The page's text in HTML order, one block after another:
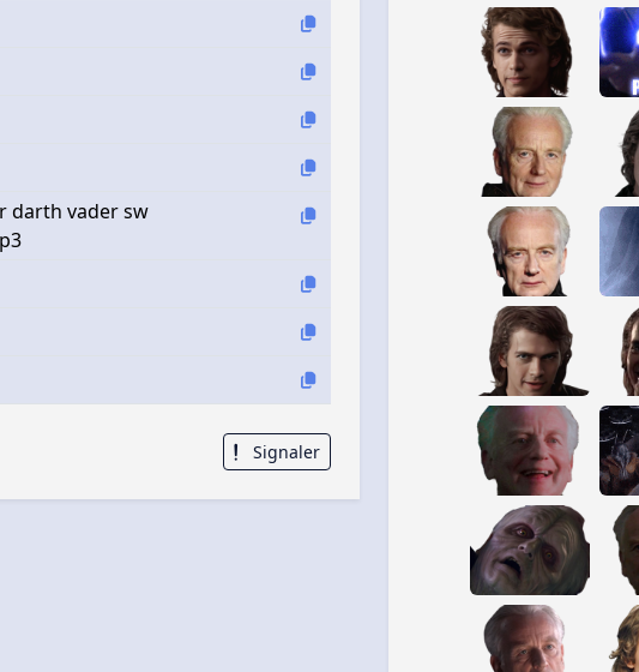
darth vader sw
Signaler